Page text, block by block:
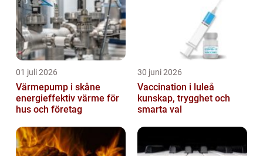
01 juli 2026
Värmepump i skåne
energieffektiv värme för
hus och företag
30 juni 2026
Vaccination i luleå
kunskap, trygghet och
smarta val